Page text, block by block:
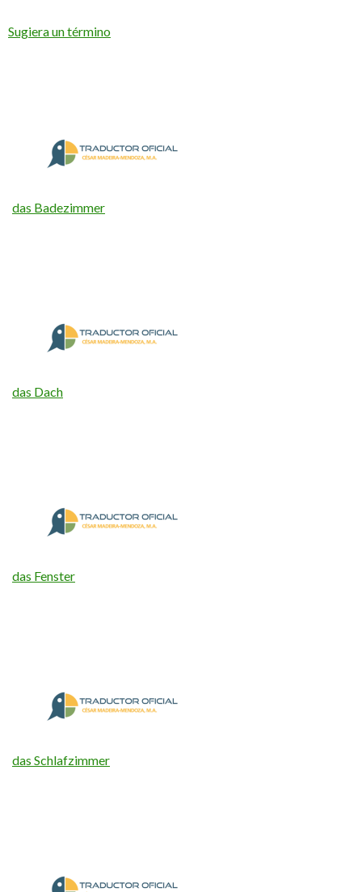
Sugiera un término
das Badezimmer
das Dach
das Fenster
das Schlafzimmer